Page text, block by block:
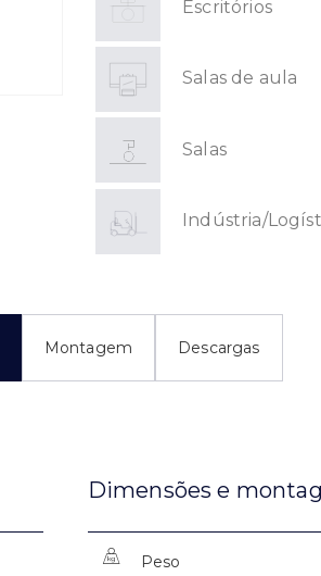
Escritórios
Salas de aula
Salas
Indústria/
Montagem Descargas
Dimensões e
Peso